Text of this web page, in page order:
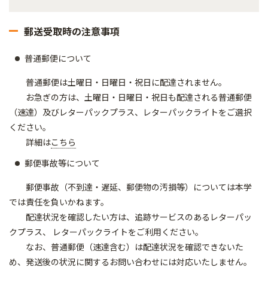
郵送受取時の注意事項
普通郵便について
普通郵便は土曜日・日曜日・祝日に配達されません。
お急ぎの方は、土曜日・日曜日・祝日も配達される普通郵便
（速達）及びレターパックプラス、レターパックライトをご選択
ください。
詳細はこちら
郵便事故等について
郵便事故（不到達・遅延、郵便物の汚損等）については本学
では責任を負いかねます。
配達状況を確認したい方は、追跡サービスのあるレターパッ
クプラス、 レターパックライトをご利用ください。
なお、普通郵便（速達含む）は配達状況を確認できないた
め、発送後の状況に関するお問い合わせには対応いたしません。